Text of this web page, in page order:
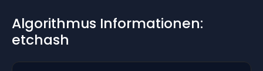
Algorithmus Informationen:
etchash